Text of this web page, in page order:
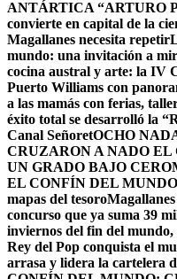
ANTÁRTICA “ARTURO
convierte en capital de la
Magallanes necesita repetir
mundo: una invitación a
cocina austral y arte: la IV
Puerto Williams con
a las mamás con ferias,
éxito total se desarrolló la
Canal SeñoretOCHO
CRUZARON A NADO
UN GRADO BAJO CERO
EL CONFÍN DEL MUNDO
mapas del tesoro
concurso que ya suma 39
inviernos del fin del
Rey del Pop conquista el
arrasa y lidera la cartelera